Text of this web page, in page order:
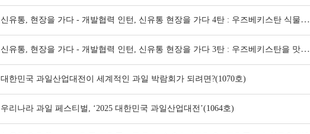
신유통, 현장을 가다 - 개발협력 인턴, 신유통 현장을 가다 4탄 : 우즈베키스탄 식물검역
신유통, 현장을 가다 - 개발협력 인턴, 신유통 현장을 가다 3탄 : 우즈베키스탄을 맛보다
대한민국 과일산업대전이 세계적인 과일 박람회가 되려면?(1070호)
우리나라 과일 페스티벌, ‘2025 대한민국 과일산업대전’(1064호)